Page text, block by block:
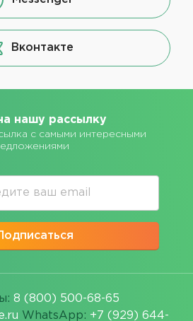
Вконтакте
нашу рассылку
с самыми интересными
Подписаться
8 (800) 500-68-65
WhatsApp: +7 (929) 644-